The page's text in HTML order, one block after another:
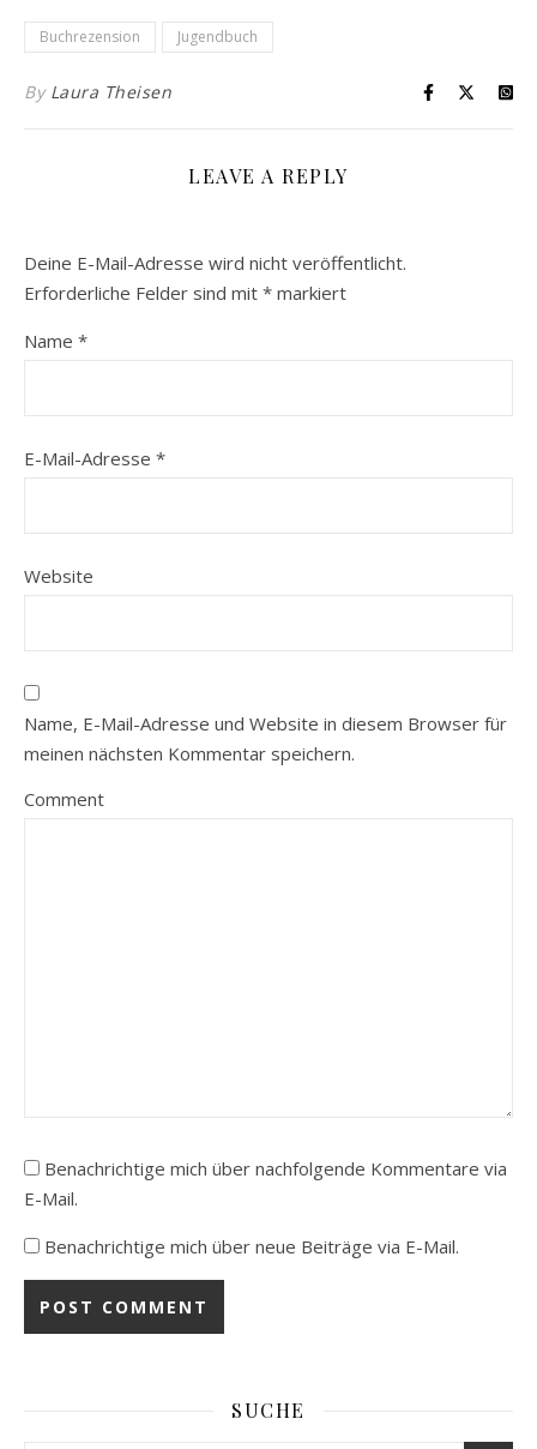
Buchrezension Jugendbuch
By Laura Theisen
LEAVE A REPLY
Deine E-Mail-Adresse wird nicht veröffentlicht.
Erforderliche Felder sind mit * markiert
Name *
E-Mail-Adresse *
Website
Name, E-Mail-Adresse und Website in diesem Browser für
meinen nächsten Kommentar speichern.
Comment
Benachrichtige mich über nachfolgende Kommentare via
E-Mail.
Benachrichtige mich über neue Beiträge via E-Mail.
SUCHE